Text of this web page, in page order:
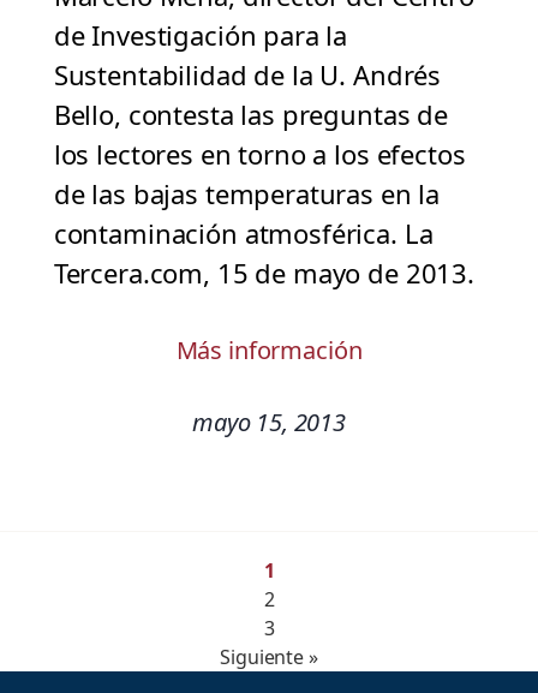
de Investigación para la
Sustentabilidad de la U. Andrés
Bello, contesta las preguntas de
los lectores en torno a los efectos
de las bajas temperaturas en la
contaminación atmosférica. La
Tercera.com, 15 de mayo de 2013.
Más información
mayo 15, 2013
1
2
3
Siguiente »